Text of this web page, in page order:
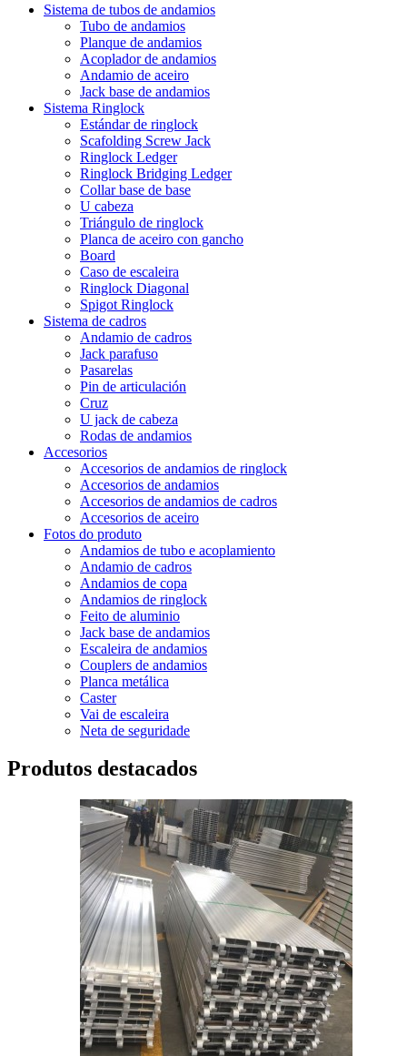
Sistema de tubos de andamios
Tubo de andamios
Planque de andamios
Acoplador de andamios
Andamio de aceiro
Jack base de andamios
Sistema Ringlock
Estándar de ringlock
Scafolding Screw Jack
Ringlock Ledger
Ringlock Bridging Ledger
Collar base de base
U cabeza
Triángulo de ringlock
Planca de aceiro con gancho
Board
Caso de escaleira
Ringlock Diagonal
Spigot Ringlock
Sistema de cadros
Andamio de cadros
Jack parafuso
Pasarelas
Pin de articulación
Cruz
U jack de cabeza
Rodas de andamios
Accesorios
Accesorios de andamios de ringlock
Accesorios de andamios
Accesorios de andamios de cadros
Accesorios de aceiro
Fotos do produto
Andamios de tubo e acoplamiento
Andamio de cadros
Andamios de copa
Andamios de ringlock
Feito de aluminio
Jack base de andamios
Escaleira de andamios
Couplers de andamios
Planca metálica
Caster
Vai de escaleira
Neta de seguridade
Produtos destacados